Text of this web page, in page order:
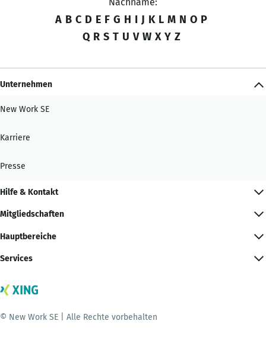
A B C D E F G H I J K L M N O P
Q R S T U V W X Y Z
Unternehmen
New Work SE
Karriere
Presse
Hilfe & Kontakt
Mitgliedschaften
Hauptbereiche
Services
© New Work SE | Alle Rechte vorbehalten